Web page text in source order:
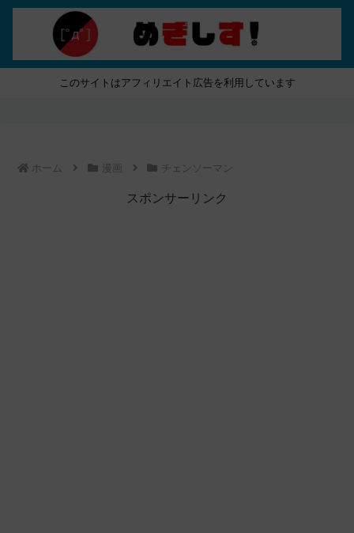
このサイトはアフィリエイト広告を利用しています
ホーム 漫画 チェンソーマン
スポンサーリンク